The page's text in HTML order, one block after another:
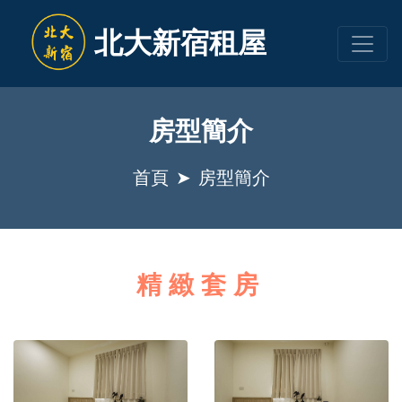
北大新宿租屋
房型簡介
首頁 房型簡介
精緻套房